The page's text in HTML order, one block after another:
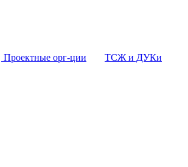
Проектные орг-ции ТСЖ и ДУКи